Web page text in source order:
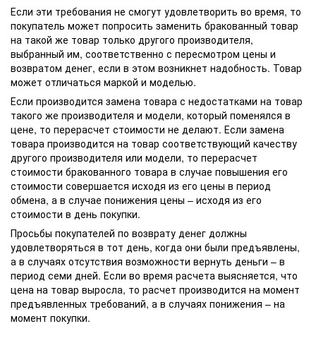
Если эти требования не смогут удовлетворить во время, то
покупатель может попросить заменить бракованный товар
на такой же товар только другого производителя,
выбранный им, соответственно с пересмотром цены и
возвратом денег, если в этом возникнет надобность. Товар
может отличаться маркой и моделью.
Если производится замена товара с недостатками на товар
такого же производителя и модели, который поменялся в
цене, то перерасчет стоимости не делают. Если замена
товара производится на товар соответствующий качеству
другого производителя или модели, то перерасчет
стоимости бракованного товара в случае повышения его
стоимости совершается исходя из его цены в период
обмена, а в случае понижения цены – исходя из его
стоимости в день покупки.
Просьбы покупателей по возврату денег должны
удовлетворяться в тот день, когда они были предъявлены,
а в случаях отсутствия возможности вернуть деньги – в
период семи дней. Если во время расчета выясняется, что
цена на товар выросла, то расчет производится на момент
предъявленных требований, а в случаях понижения – на
момент покупки.